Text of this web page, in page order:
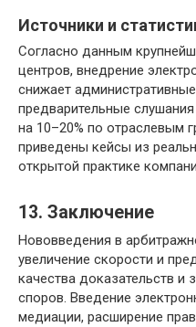
Источники и
Согласно данным
центров, внедрение
снижает
предварительные
на 10–20% по отраслевым
приведены кейсы из
открытой практике
13. Заключение
Нововведения в
увеличение скорости и
качества доказательств и
споров. Введение
медиации, расширение